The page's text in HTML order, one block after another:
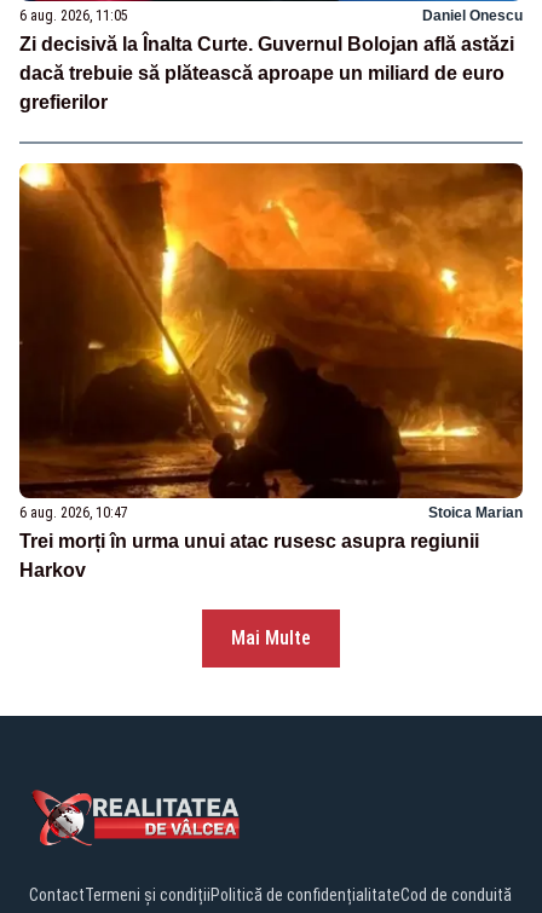
6 aug. 2026, 11:05 Daniel Onescu
Zi decisivă la Înalta Curte. Guvernul Bolojan află astăzi
dacă trebuie să plătească aproape un miliard de euro
grefierilor
6 aug. 2026, 10:47 Stoica Marian
Trei morți în urma unui atac rusesc asupra regiunii
Harkov
Mai Multe
ContactTermeni și condițiiPolitică de confidențialitateCod de conduită